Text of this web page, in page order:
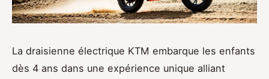
La draisienne électrique KTM embarque les enfants
dès 4 ans dans une expérience unique alliant